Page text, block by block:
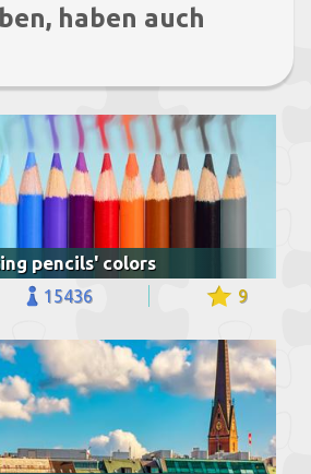
haben auch
pencils' colors
15436 9